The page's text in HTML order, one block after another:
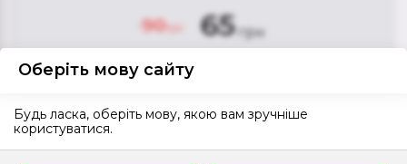
Оберіть мову сайту
Будь ласка, оберіть мову, якою вам зручніше
користуватися.
90грн 65 грн
Сообщить о наличии
Оставьте ваш email, и мы сообщим, как только товар
снова будет в наличии